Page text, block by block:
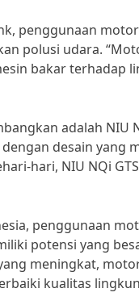
penggunaan
polusi udara.
bakar terhadap
adalah NIU
desain yang
hari, NIU NQi
penggunaan
potensi yang
meningkat,
kualitas